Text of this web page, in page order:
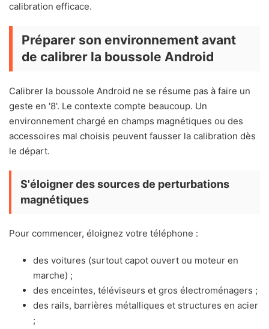
calibration efficace.
Préparer son environnement avant
de calibrer la boussole Android
Calibrer la boussole Android ne se résume pas à faire un
geste en '8'. Le contexte compte beaucoup. Un
environnement chargé en champs magnétiques ou des
accessoires mal choisis peuvent fausser la calibration dès
le départ.
S'éloigner des sources de perturbations
magnétiques
Pour commencer, éloignez votre téléphone :
des voitures (surtout capot ouvert ou moteur en
marche) ;
des enceintes, téléviseurs et gros électroménagers ;
des rails, barrières métalliques et structures en acier
;